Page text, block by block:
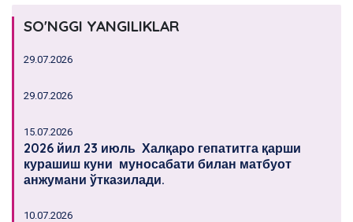
SO'NGGI YANGILIKLAR
29.07.2026
29.07.2026
15.07.2026
2026 йил 23 июль Халқаро гепатитга қарши
курашиш куни муносабати билан матбуот
анжумани ўтказилади.
10.07.2026